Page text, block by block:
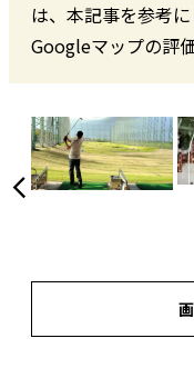
は、本記事を参考
Googleマップの評